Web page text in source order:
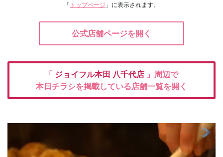
「 トップページ 」に表示されます。
公式店舗ページを開く
「 ジョイフル本田 八千代店 」周辺で
本日チラシを掲載している店舗一覧を開く